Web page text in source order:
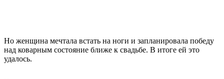
Но женщина мечтала встать на ноги и запланировала победу
над коварным состояние ближе к свадьбе. В итоге ей это
удалось.